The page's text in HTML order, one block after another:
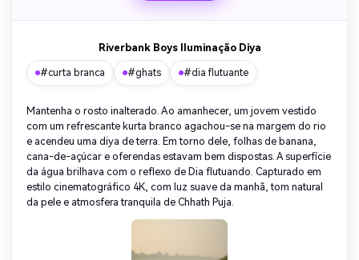
Riverbank Boys Iluminação Diya
#curta branca #ghats #dia flutuante
Mantenha o rosto inalterado. Ao amanhecer, um jovem vestido
com um refrescante kurta branco agachou-se na margem do rio
e acendeu uma diya de terra. Em torno dele, folhas de banana,
cana-de-açúcar e oferendas estavam bem dispostas. A superfície
da água brilhava com o reflexo de Dia flutuando. Capturado em
estilo cinematográfico 4K, com luz suave da manhã, tom natural
da pele e atmosfera tranquila de Chhath Puja.